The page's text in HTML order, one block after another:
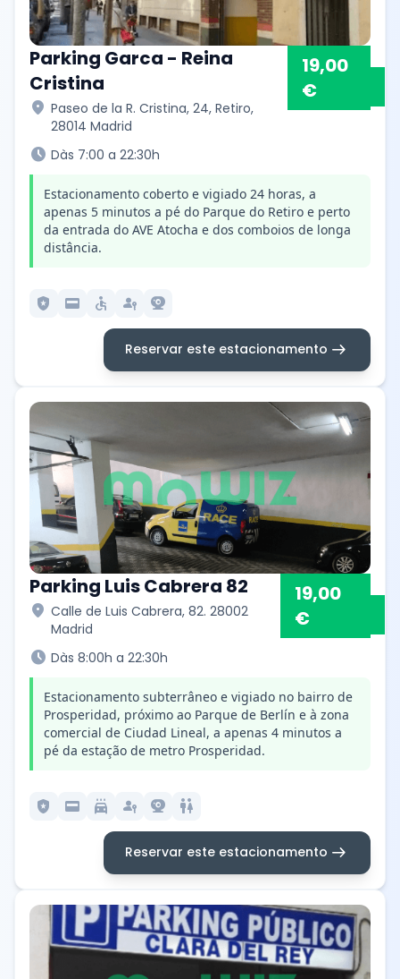
Parking Garca - Reina
Cristina
location_on Paseo de la R. Cristina, 24, Retiro,
28014 Madrid
19,00
€
schedule Dàs 7:00 a 22:30h
Estacionamento coberto e vigiado 24 horas, a
apenas 5 minutos a pé do Parque do Retiro e perto
da entrada do AVE Atocha e dos comboios de longa
distância.
local_police credit_card accessible passkey camera_video
Reservar este estacionamento arrow_right_alt
Parking Luis Cabrera 82
location_on Calle de Luis Cabrera, 82. 28002
Madrid
19,00
€
schedule Dàs 8:00h a 22:30h
Estacionamento subterrâneo e vigiado no bairro de
Prosperidad, próximo ao Parque de Berlín e à zona
comercial de Ciudad Lineal, a apenas 4 minutos a
pé da estação de metro Prosperidad.
local_police credit_card local_car_wash passkey camera_video wc
Reservar este estacionamento arrow_right_alt